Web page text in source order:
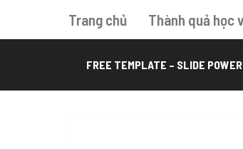
Trang chủ Thành quả học
FREE TEMPLATE – SLIDE